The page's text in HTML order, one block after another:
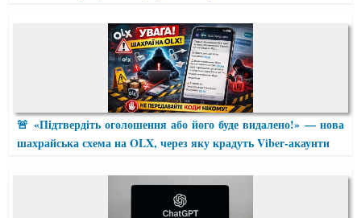
🚨 «Підтвердіть оголошення або його буде видалено!» — нова
шахрайська схема на OLX, через яку крадуть Viber-акаунти